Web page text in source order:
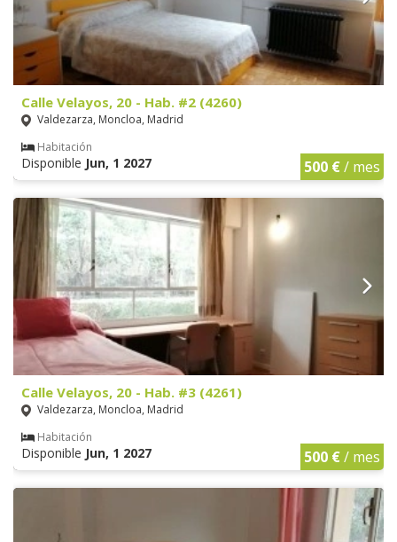
Calle Velayos, 20 - Hab. #2 (4260)
Valdezarza, Moncloa, Madrid
Habitación
Disponible Jun, 1 2027 500 €/ mes
Calle Velayos, 20 - Hab. #3 (4261)
Valdezarza, Moncloa, Madrid
Habitación
Disponible Jun, 1 2027 500 €/ mes